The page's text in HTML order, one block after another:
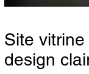
Site
design